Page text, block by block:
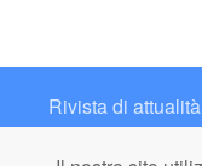
Rivista di
Contatto: